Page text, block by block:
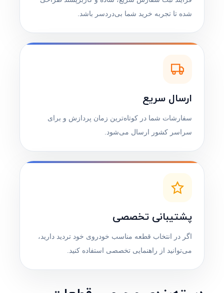
شده تا تجربه خرید شما بی‌دردسر باشد.
ارسال سریع
سفارشات شما در کوتاه‌ترین زمان پردازش و برای
سراسر کشور ارسال می‌شود.
پشتیبانی تخصصی
اگر در انتخاب قطعه مناسب خودروی خود تردید دارید،
می‌توانید از راهنمایی تخصصی استفاده کنید.